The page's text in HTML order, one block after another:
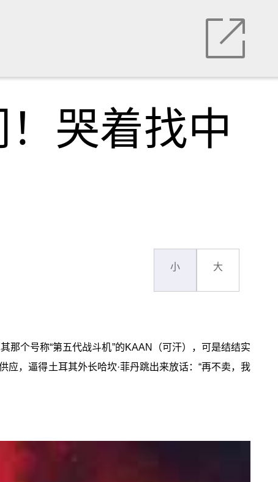
哭着找中
小 大
个号称“第五代战斗机”的KAAN（可汗），可是结结实
，逼得土耳其外长哈坎·菲丹跳出来放话：“再不卖，我